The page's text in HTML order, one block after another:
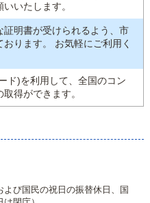
いたします。
明書が受けられるよう、市
ります。 お気軽にご利用く
ド)を利用して、全国のコン
得ができます。
び国民の祝日の振替休日、国